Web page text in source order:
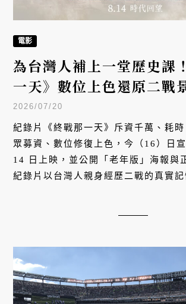
電影
為台灣人補上一堂歷史課
一天》數位上色還原二戰
敏親述戰火驚險瞬間
2026/07/20
紀錄片《終戰那一天》斥資千萬、耗
眾募資、數位修復上色，今（16）日
14 日上映，並公開「老年版」海報與
紀錄片以台灣人親身經歷二戰的真實